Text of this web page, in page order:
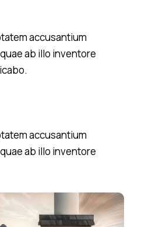
accusantium
ab illo inventore
accusantium
ab illo inventore